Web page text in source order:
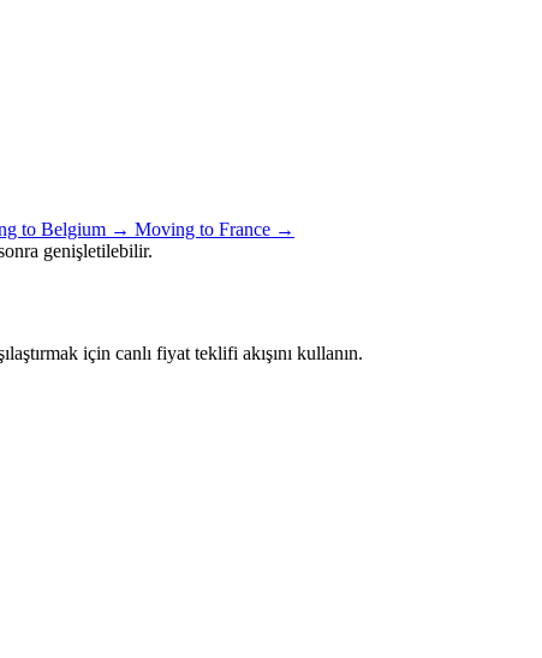
to Belgium → Moving to France →
genişletilebilir.
için canlı fiyat teklifi akışını kullanın.